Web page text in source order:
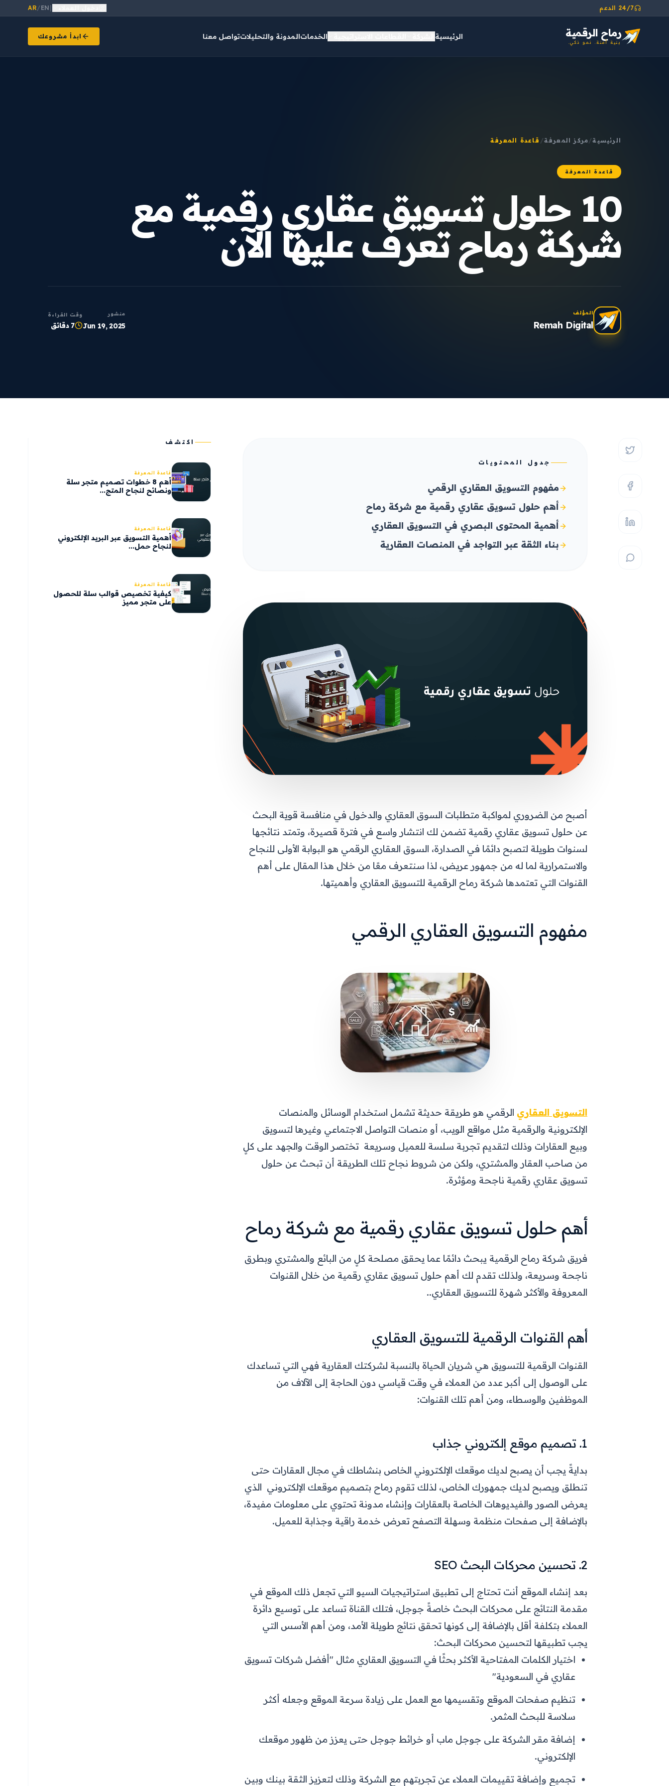
24/7 الدعم EN
/
AR
رماح الرقمية
بنية آمنة. نمو ذكي.
الرئيسية الخدماتالمدونة والتحليلاتتواصل معنا ابدأ مشروعك
الرئيسية/مركز المعرفة/ قاعدة المعرفة
قاعدة المعرفة
10 حلول تسويق عقاري رقمية مع
شركة رماح تعرف عليها الآن
المؤلف
Remah Digital
منشور
Jun 19, 2025
وقت القراءة
7 دقائق
جدول المحتويات
مفهوم التسويق العقاري الرقمي
أهم حلول تسويق عقاري رقمية مع شركة رماح
أهمية المحتوى البصري في التسويق العقاري
بناء الثقة عبر التواجد في المنصات العقارية
أصبح من الضروري لمواكبة متطلبات السوق العقاري والدخول في منافسة قوية البحث
عن حلول تسويق عقاري رقمية تضمن لك انتشار واسع في فترة قصيرة، وتمتد نتائجها
لسنوات طويلة لتصبح دائمًا في الصدارة، السوق العقاري الرقمي هو البوابة الأولى للنجاح
والاستمرارية لما له من جمهور عريض، لذا سنتعرف معًا من خلال هذا المقال على أهم
القنوات التي تعتمدها شركة رماح الرقمية للتسويق العقاري وأهميتها.
مفهوم التسويق العقاري الرقمي
التسويق العقاري الرقمي هو طريقة حديثة تشمل استخدام الوسائل والمنصات
الإلكترونية والرقمية مثل مواقع الويب، أو منصات التواصل الاجتماعي وغيرها لتسويق
وبيع العقارات وذلك لتقديم تجربة سلسة للعميل وسريعة تختصر الوقت والجهد على كلٍ
من صاحب العقار والمشتري، ولكن من شروط نجاح تلك الطريقة أن تبحث عن حلول
تسويق عقاري رقمية ناجحة ومؤثرة.
أهم حلول تسويق عقاري رقمية مع شركة رماح
فريق شركة رماح الرقمية يبحث دائمًا عما يحقق مصلحة كلٍ من البائع والمشتري وبطرق
ناجحة وسريعة، ولذلك تقدم لك أهم حلول تسويق عقاري رقمية من خلال القنوات
المعروفة والأكثر شهرة للتسويق العقاري..
أهم القنوات الرقمية للتسويق العقاري
القنوات الرقمية للتسويق هي شريان الحياة بالنسبة لشركتك العقارية فهي التي تساعدك
على الوصول إلى أكبر عدد من العملاء في وقت قياسي دون الحاجة إلى الآلاف من
الموظفين والوسطاء، ومن أهم تلك القنوات:
1. تصميم موقع إلكتروني جذاب
بدايةً يجب أن يصبح لديك موقعك الإلكتروني الخاص بنشاطك في مجال العقارات حتى
تنطلق ويصبح لديك جمهورك الخاص، لذلك تقوم رماح بتصميم موقعك الإلكتروني الذي
يعرض الصور والفيديوهات الخاصة بالعقارات وإنشاء مدونة تحتوي على معلومات مفيدة،
بالإضافة إلى صفحات منظمة وسهلة التصفح تعرض خدمة راقية وجذابة للعميل.
2. تحسين محركات البحث SEO
بعد إنشاء الموقع أنت تحتاج إلى تطبيق استراتيجيات السيو التي تجعل ذلك الموقع في
مقدمة النتائج على محركات البحث خاصةً جوجل، فتلك القناة تساعد على توسيع دائرة
العملاء بتكلفة أقل بالإضافة إلى كونها تحقق نتائج طويلة الأمد، ومن أهم الأسس التي
يجب تطبيقها لتحسين محركات البحث:
اختيار الكلمات المفتاحية الأكثر بحثًا في التسويق العقاري مثال "أفضل شركات تسويق
عقاري في السعودية"
تنظيم صفحات الموقع وتقسيمها مع العمل على زيادة سرعة الموقع وجعله أكثر
سلاسة للبحث المثمر.
إضافة مقر الشركة على جوجل ماب أو خرائط جوجل حتى يعزز من ظهور موقعك
الإلكتروني.
تجميع وإضافة تقييمات العملاء عن تجربتهم مع الشركة وذلك لتعزيز الثقة بينك وبين
اكتشف
قاعدة المعرفة
أهم 8 خطوات تصميم متجر سلة
ونصائح لنجاح المتج...
قاعدة المعرفة
أهمية التسويق عبر البريد الإلكتروني
لنجاح حمل...
قاعدة المعرفة
كيفية تخصيص قوالب سلة للحصول
على متجر مميز